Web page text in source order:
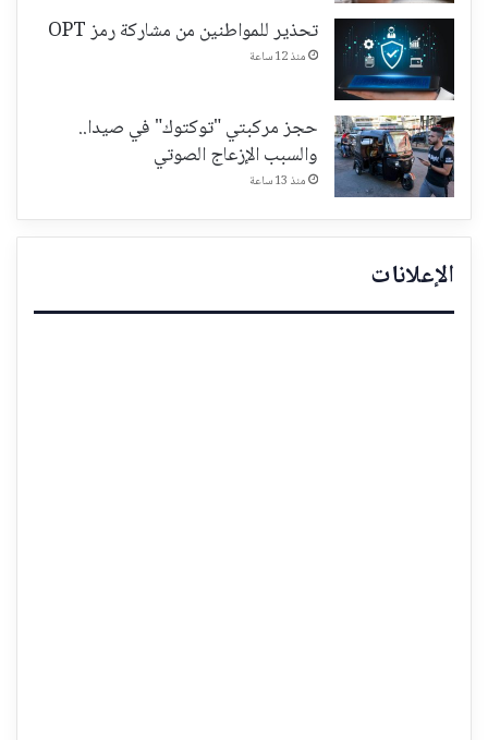
تحذير للمواطنين من مشاركة رمز OPT
منذ 12 ساعة
حجز مركبتي "توكتوك" في صيدا..
والسبب الإزعاج الصوتي
منذ 13 ساعة
الإعلانات